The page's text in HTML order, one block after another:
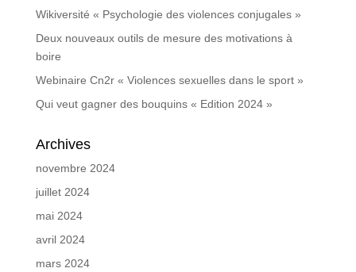
Wikiversité « Psychologie des violences conjugales »
Deux nouveaux outils de mesure des motivations à
boire
Webinaire Cn2r « Violences sexuelles dans le sport »
Qui veut gagner des bouquins « Edition 2024 »
Archives
novembre 2024
juillet 2024
mai 2024
avril 2024
mars 2024